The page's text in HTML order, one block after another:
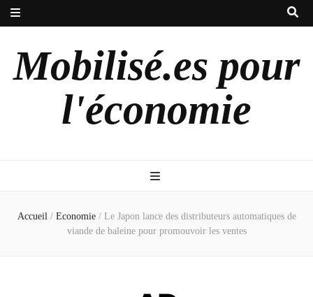
Mobilisé.es pour
l'économie
Accueil / Economie / Le Japon lance des distributeurs automatiques de
viande de baleine pour promouvoir les ventes